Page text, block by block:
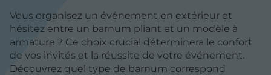
Vous organisez un événement en extérieur et
hésitez entre un barnum pliant et un modèle à
armature ? Ce choix crucial déterminera le confort
de vos invités et la réussite de votre événement.
Découvrez quel type de barnum correspond